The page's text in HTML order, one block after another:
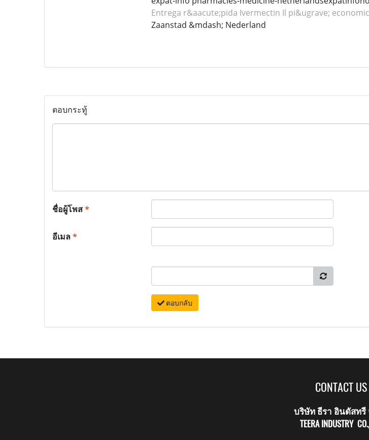
Entrega r&aacute;pida Ivermectin Il pi&ugrave;
Zaanstad &mdash; Nederland
ตอบกระทู้
ชื่อผู้โพส*
อีเมล*
ตอบกลับ
CONTACT US
บริษัท ธีรา อินดัสทรี
TEERA INDUSTRY